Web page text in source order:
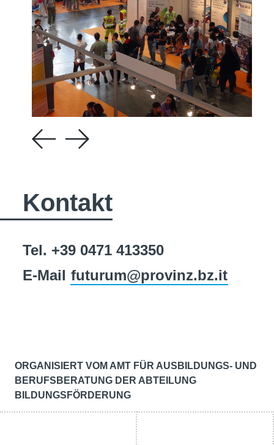
Kontakt
Tel. +39 0471 413350
E-Mail futurum@provinz.bz.it
ORGANISIERT VOM AMT FÜR AUSBILDUNGS- UND
BERUFSBERATUNG DER ABTEILUNG
BILDUNGSFÖRDERUNG